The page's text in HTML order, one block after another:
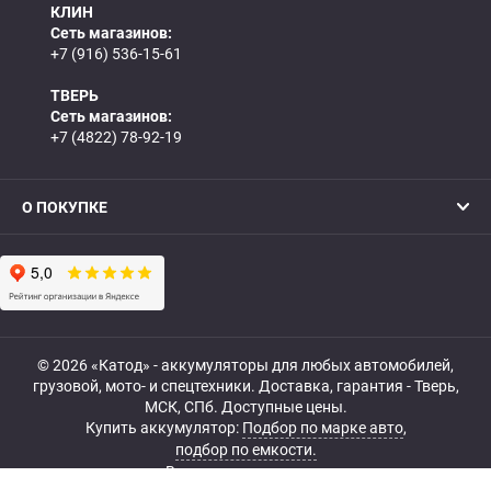
КЛИН
Сеть магазинов:
+7 (916) 536-15-61
ТВЕРЬ
Сеть магазинов:
+7 (4822) 78-92-19
О ПОКУПКЕ
© 2026 «Катод» - аккумуляторы для любых автомобилей,
грузовой, мото- и спецтехники. Доставка, гарантия - Тверь,
МСК, СПб. Доступные цены.
Купить аккумулятор: Подбор по марке авто,
подбор по емкости.
Все права защищены.